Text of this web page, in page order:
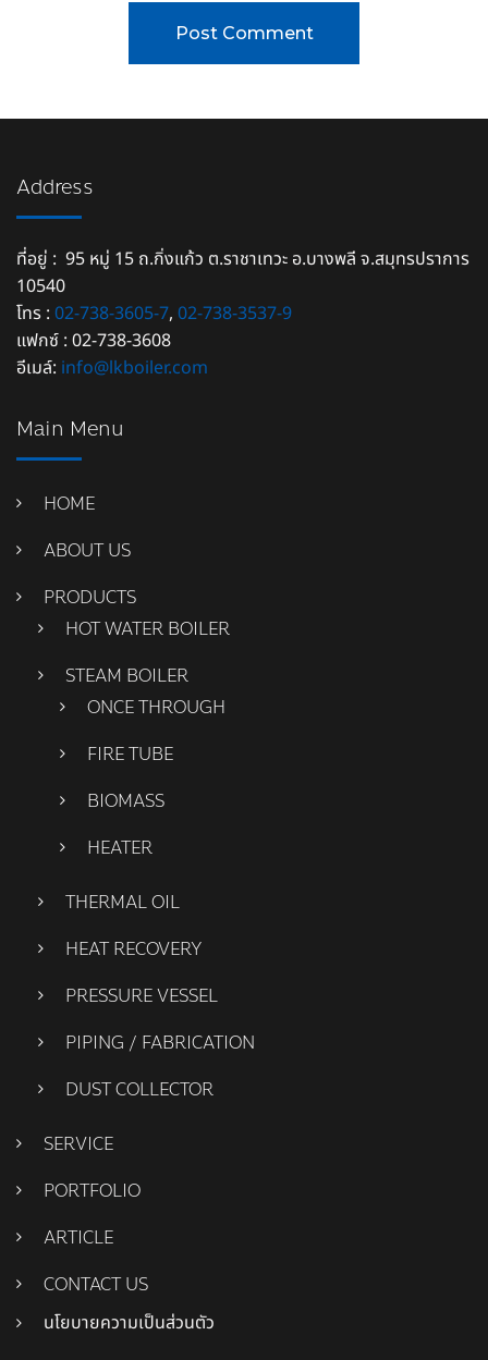
Address
ที่อยู่ : 95 หมู่ 15 ถ.กิ่งแก้ว ต.ราชาเทวะ อ.บางพลี จ.สมุทรปราการ
10540
โทร : 02-738-3605-7, 02-738-3537-9
แฟกซ์ : 02-738-3608
อีเมล์: info@lkboiler.com
Main Menu
HOME
ABOUT US
PRODUCTS
HOT WATER BOILER
STEAM BOILER
ONCE THROUGH
FIRE TUBE
BIOMASS
HEATER
THERMAL OIL
HEAT RECOVERY
PRESSURE VESSEL
PIPING / FABRICATION
DUST COLLECTOR
SERVICE
PORTFOLIO
ARTICLE
CONTACT US
นโยบายความเป็นส่วนตัว